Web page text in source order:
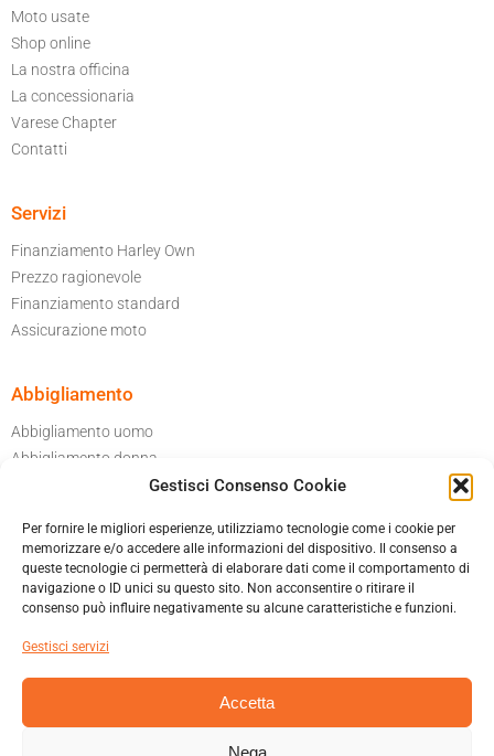
Gestisci Consenso Cookie
Per fornire le migliori esperienze, utilizziamo tecnologie come i cookie per
memorizzare e/o accedere alle informazioni del dispositivo. Il consenso a
queste tecnologie ci permetterà di elaborare dati come il comportamento di
navigazione o ID unici su questo sito. Non acconsentire o ritirare il
consenso può influire negativamente su alcune caratteristiche e funzioni.
Gestisci servizi
Accetta
Nega
Moto usate
Shop online
La nostra officina
La concessionaria
Varese Chapter
Contatti
Servizi
Finanziamento Harley Own
Prezzo ragionevole
Finanziamento standard
Assicurazione moto
Abbigliamento
Abbigliamento uomo
Abbigliamento donna
Caschi
Informatica privacy
Condizioni generali di vendita